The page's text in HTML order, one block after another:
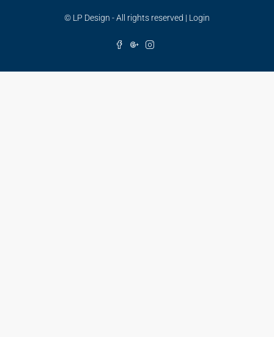
© LP Design - All rights reserved | Login